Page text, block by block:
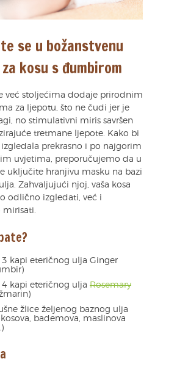
se u božanstvenu
kosu s đumbirom
već stoljećima dodaje prirodnim
za ljepotu, što ne čudi jer je
no stimulativni miris savršen
tretmane ljepote. Kako bi
izgledala prekrasno i po najgorim
uvjetima, preporučujemo da u
uključite hranjivu masku na bazi
Zahvaljujući njoj, vaša kosa
odlično izgledati, već i
mirisati.
3 kapi eteričnog ulja Ginger
4 kapi eteričnog ulja Rosemary
žlice željenog baznog ulja
bademova, maslinova